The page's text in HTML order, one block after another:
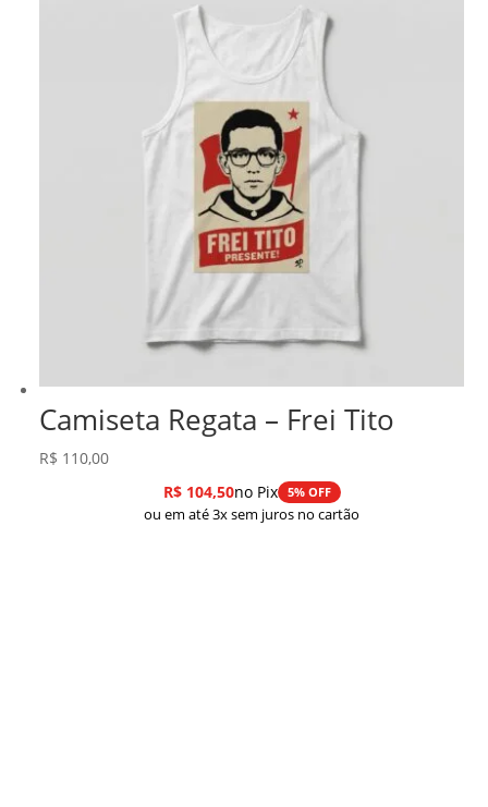
Camiseta Regata – Frei Tito
R$ 110,00
R$104,50no Pix 5% OFF
ou em até 3x sem juros no cartão